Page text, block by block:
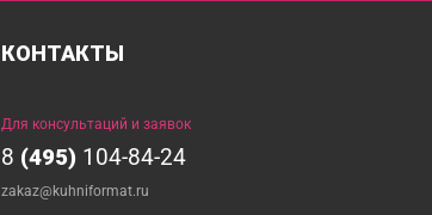
КОНТАКТЫ
Для консультаций и заявок
8 (495) 104-84-24
zakaz@kuhniformat.ru